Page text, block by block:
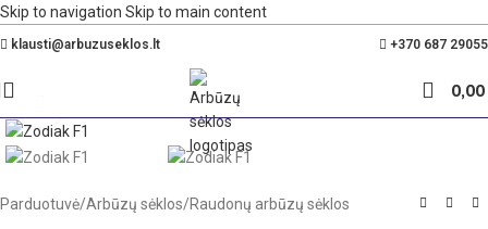
Skip to navigation Skip to main content
klausti@arbuzuseklos.lt +370 687 29055
0,00
Spustelėkite, kad padidintumėte
Parduotuvė/Arbūzų sėklos/Raudonų arbūzų sėklos